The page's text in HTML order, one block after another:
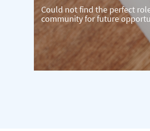
Could not find the perfect
community for future